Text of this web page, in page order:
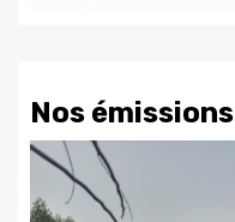
Nos émissions